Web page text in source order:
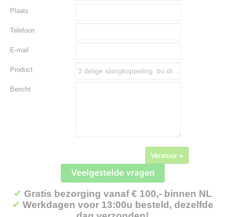
Plaats
Telefoon
E-mail
Product
Bericht
Verstuur »
✔ Gratis bezorging vanaf € 100,- binnen NL
✔ Werkdagen voor 13:00u besteld, dezelfde